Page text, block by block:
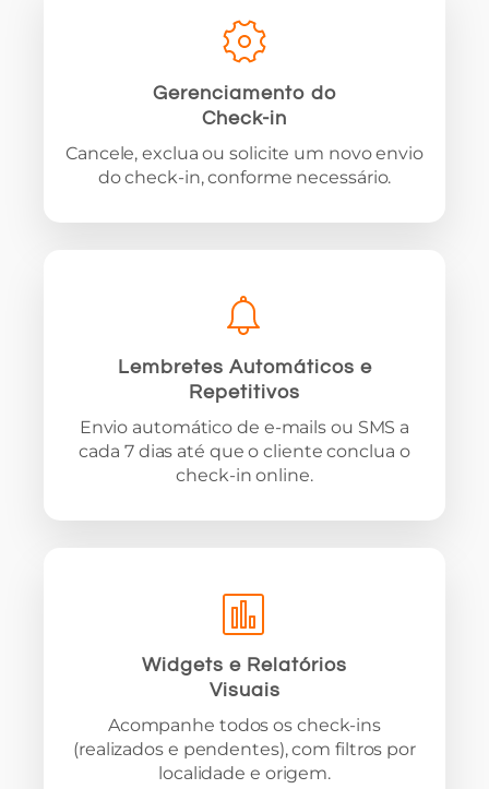
Gerenciamento do
Check-in
Cancele, exclua ou solicite um novo envio
do check-in, conforme necessário.
Lembretes Automáticos e
Repetitivos
Envio automático de e-mails ou SMS a
cada 7 dias até que o cliente conclua o
check-in online.
Widgets e Relatórios
Visuais
Acompanhe todos os check-ins
(realizados e pendentes), com filtros por
localidade e origem.